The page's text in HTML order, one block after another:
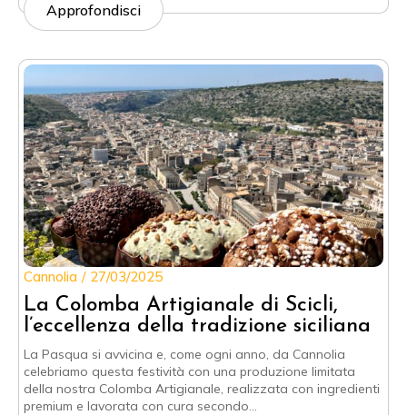
Approfondisci
La Colomba Artigianale di Scicli,
l’eccellenza della tradizione siciliana
Cannolia 27/03/2025
La Pasqua si avvicina e, come ogni anno, da Cannolia
celebriamo questa festività con una produzione limitata
della nostra Colomba Artigianale, realizzata con ingredienti
premium e lavorata con cura secondo…